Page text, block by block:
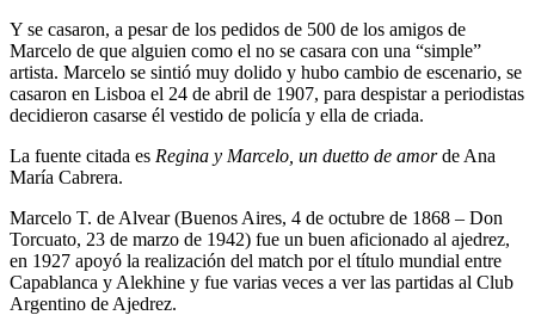
Y se casaron, a pesar de los pedidos de 500 de los amigos de
Marcelo de que alguien como el no se casara con una “simple”
artista. Marcelo se sintió muy dolido y hubo cambio de escenario, se
casaron en Lisboa el 24 de abril de 1907, para despistar a periodistas
decidieron casarse él vestido de policía y ella de criada.
La fuente citada es Regina y Marcelo, un duetto de amorde Ana
María Cabrera.
Marcelo T. de Alvear (Buenos Aires, 4 de octubre de 1868 – Don
Torcuato, 23 de marzo de 1942) fue un buen aficionado al ajedrez,
en 1927 apoyó la realización del match por el título mundial entre
Capablanca y Alekhine y fue varias veces a ver las partidas al Club
Argentino de Ajedrez.